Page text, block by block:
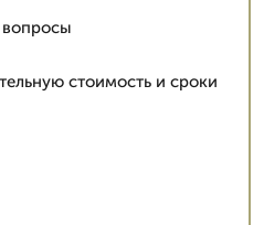
стоимость и сроки